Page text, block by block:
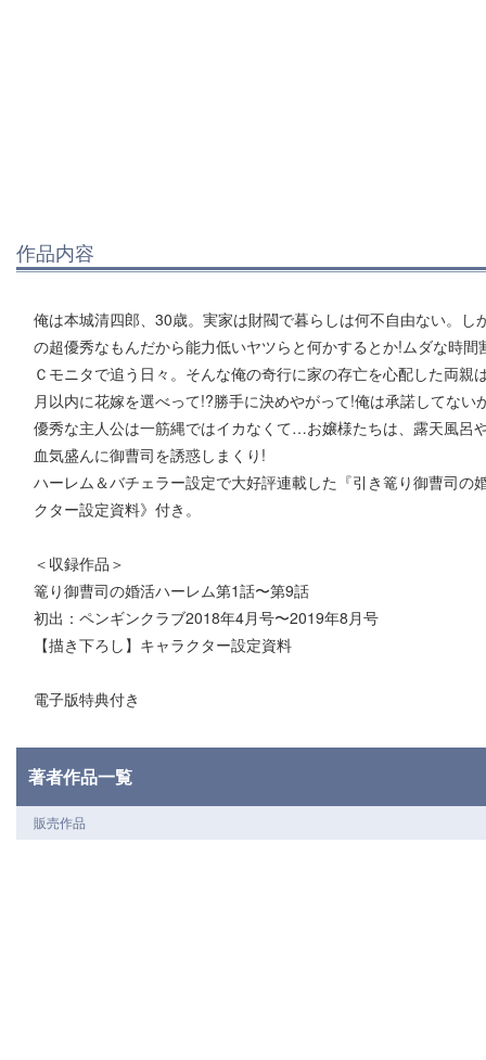
作品内容
俺は本城清四郎、30歳。実家は財閥で暮らしは何不自由ない。
の超優秀なもんだから能力低いヤツらと何かするとか!ムダな時
Ｃモニタで追う日々。そんな俺の奇行に家の存亡を心配した両
月以内に花嫁を選べって!?勝手に決めやがって!俺は承諾してな
優秀な主人公は一筋縄ではイカなくて…お嬢様たちは、露天風呂
血気盛んに御曹司を誘惑しまくり!
ハーレム＆バチェラー設定で大好評連載した『引き篭り御曹司の
クター設定資料》付き。
＜収録作品＞
篭り御曹司の婚活ハーレム第1話〜第9話
初出：ペンギンクラブ2018年4月号〜2019年8月号
【描き下ろし】キャラクター設定資料
電子版特典付き
著者作品一覧
販売作品